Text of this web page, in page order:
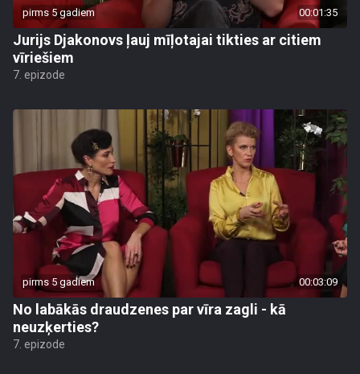
pirms 5 gadiem 00:01:35
Jurijs Djakonovs ļauj mīļotajai tikties ar citiem
vīriešiem
7. epizode
pirms 5 gadiem 00:03:09
No labākās draudzenes par vīra zagli - kā
neuzķerties?
7. epizode